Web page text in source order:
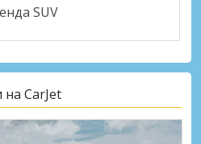
SUV
CarJet